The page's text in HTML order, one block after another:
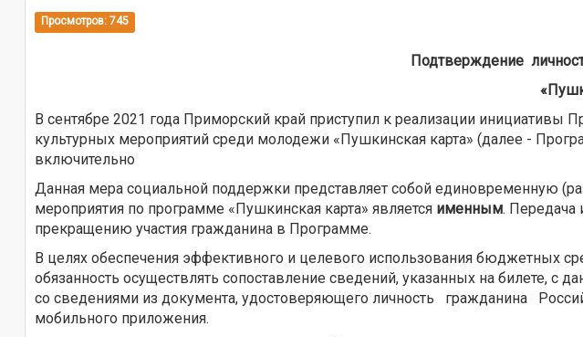
Просмотров: 745
Подтверждение
В сентябре 2021 года Приморский край приступил к реализации
культурных мероприятий среди молодежи «Пушкинская карта» (далее -
включительно
Данная мера социальной поддержки представляет собой единовременную
мероприятия по программе «Пушкинская карта» является именным. Передача
прекращению участия гражданина в Программе.
В целях обеспечения эффективного и целевого использования бюджетных
обязанность осуществлять сопоставление сведений, указанных на билете,
со сведениями из документа, удостоверяющего личность гражданина
мобильного приложения.